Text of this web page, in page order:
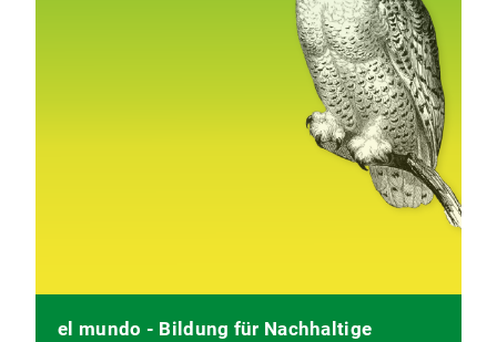
el mundo - Bildung für Nachhaltige